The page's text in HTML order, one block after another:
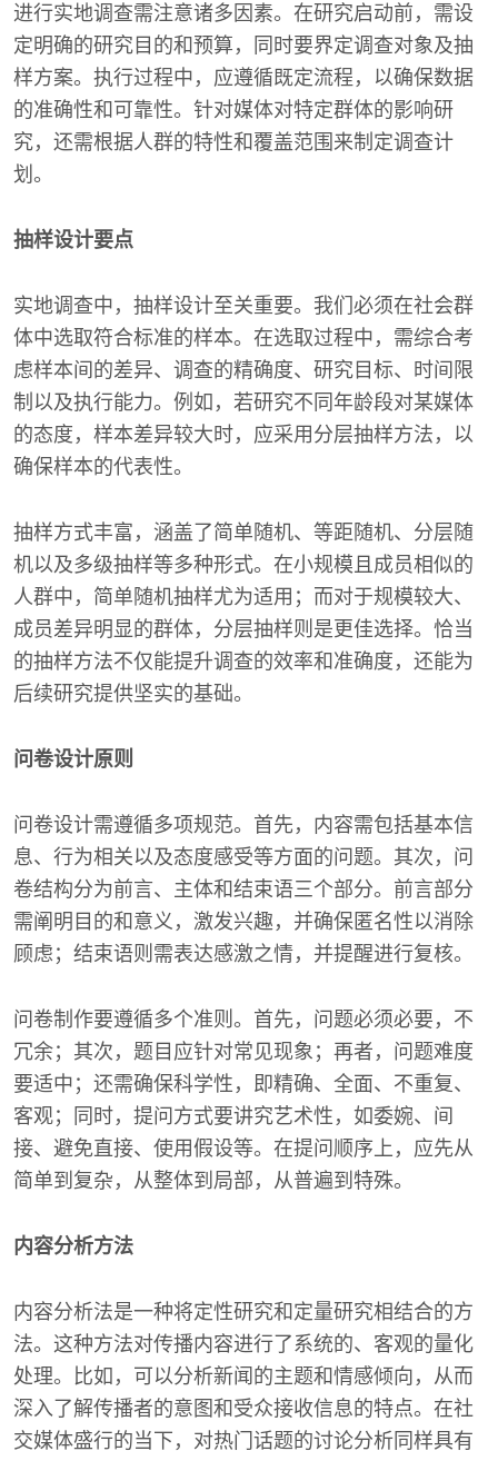
进行实地调查需注意诸多因素。在研究启动前，需设
定明确的研究目的和预算，同时要界定调查对象及抽
样方案。执行过程中，应遵循既定流程，以确保数据
的准确性和可靠性。针对媒体对特定群体的影响研
究，还需根据人群的特性和覆盖范围来制定调查计
划。
抽样设计要点
实地调查中，抽样设计至关重要。我们必须在社会群
体中选取符合标准的样本。在选取过程中，需综合考
虑样本间的差异、调查的精确度、研究目标、时间限
制以及执行能力。例如，若研究不同年龄段对某媒体
的态度，样本差异较大时，应采用分层抽样方法，以
确保样本的代表性。
抽样方式丰富，涵盖了简单随机、等距随机、分层随
机以及多级抽样等多种形式。在小规模且成员相似的
人群中，简单随机抽样尤为适用；而对于规模较大、
成员差异明显的群体，分层抽样则是更佳选择。恰当
的抽样方法不仅能提升调查的效率和准确度，还能为
后续研究提供坚实的基础。
问卷设计原则
问卷设计需遵循多项规范。首先，内容需包括基本信
息、行为相关以及态度感受等方面的问题。其次，问
卷结构分为前言、主体和结束语三个部分。前言部分
需阐明目的和意义，激发兴趣，并确保匿名性以消除
顾虑；结束语则需表达感激之情，并提醒进行复核。
问卷制作要遵循多个准则。首先，问题必须必要，不
冗余；其次，题目应针对常见现象；再者，问题难度
要适中；还需确保科学性，即精确、全面、不重复、
客观；同时，提问方式要讲究艺术性，如委婉、间
接、避免直接、使用假设等。在提问顺序上，应先从
简单到复杂，从整体到局部，从普遍到特殊。
内容分析方法
内容分析法是一种将定性研究和定量研究相结合的方
法。这种方法对传播内容进行了系统的、客观的量化
处理。比如，可以分析新闻的主题和情感倾向，从而
深入了解传播者的意图和受众接收信息的特点。在社
交媒体盛行的当下，对热门话题的讨论分析同样具有